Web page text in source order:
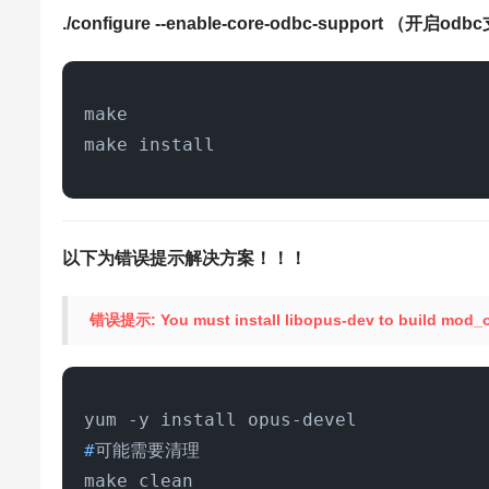
./configure --enable-core-odbc-support （开启odbc
make
make install
以下为错误提示解决方案！！！
错误提示: You must install libopus-dev to build
#可能需要清理